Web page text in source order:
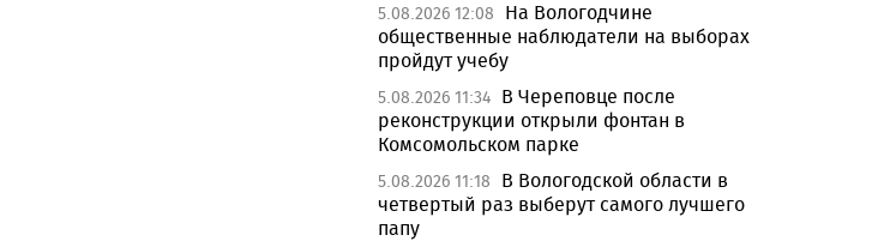
5.08.2026 12:08
На Вологодчине
общественные наблюдатели на выборах
пройдут учебу
5.08.2026 11:34 В Череповце после
реконструкции открыли фонтан в
Комсомольском парке
5.08.2026 11:18
В Вологодской области в
четвертый раз выберут самого лучшего
папу